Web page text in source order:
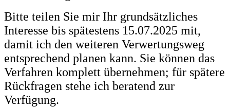
Bitte teilen Sie mir Ihr grundsätzliches
Interesse bis spätestens 15.07.2025 mit,
damit ich den weiteren Verwertungsweg
entsprechend planen kann. Sie können das
Verfahren komplett übernehmen; für spätere
Rückfragen stehe ich beratend zur
Verfügung.